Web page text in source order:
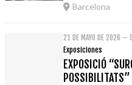
Barcelona
21 DE MAYO DE 2026 –
Exposiciones
EXPOSICIÓ
POSSIBILITATS”